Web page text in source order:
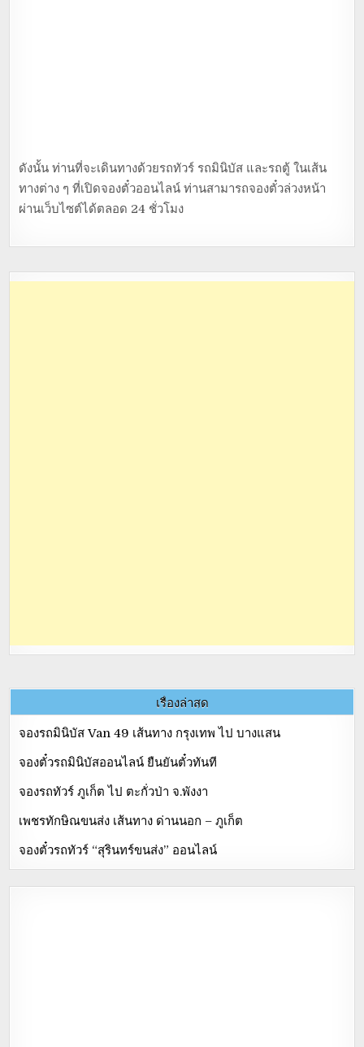
ดังนั้น ท่านที่จะเดินทางด้วยรถทัวร์ รถมินิบัส และรถตู้ ในเส้น
ทางต่าง ๆ ที่เปิดจองตั๋วออนไลน์ ท่านสามารถจองตั๋วล่วงหน้า
ผ่านเว็บไซต์ได้ตลอด 24 ชั่วโมง
เรื่องล่าสุด
จองรถมินิบัส Van 49 เส้นทาง กรุงเทพ ไป บางแสน
จองตั๋วรถมินิบัสออนไลน์ ยืนยันตั๋วทันที
จองรถทัวร์ ภูเก็ต ไป ตะกั่วป่า จ.พังงา
เพชรทักษิณขนส่ง เส้นทาง ด่านนอก – ภูเก็ต
จองตั๋วรถทัวร์ “สุรินทร์ขนส่ง” ออนไลน์